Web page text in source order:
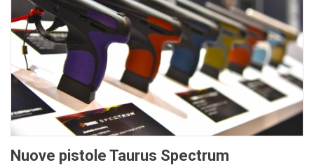
Nuove pistole Taurus Spectrum